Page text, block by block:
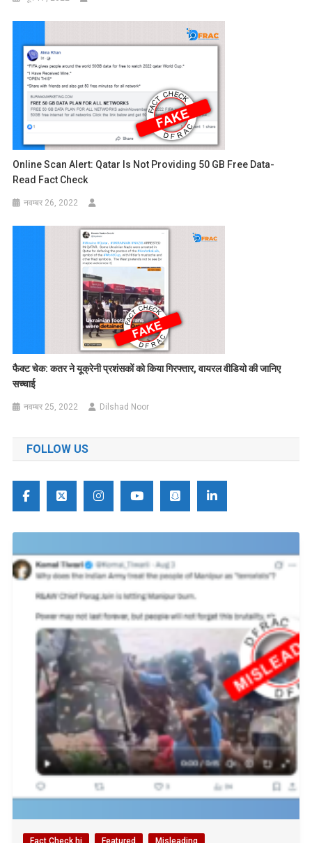
Online Scan Alert: Qatar Is Not Providing 50 GB Free Data-
Read Fact Check
नवम्बर 26, 2022
फैक्ट चेक: कतर ने यूक्रेनी प्रशंसकों को किया गिरफ्तार, वायरल वीडियो की जानिए
सच्चाई
नवम्बर 25, 2022 Dilshad Noor
FOLLOW US